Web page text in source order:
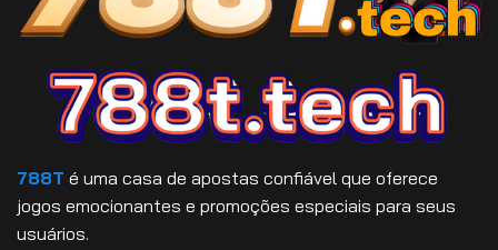
788T é uma casa de apostas confiável que oferece
jogos emocionantes e promoções especiais para seus
usuários.